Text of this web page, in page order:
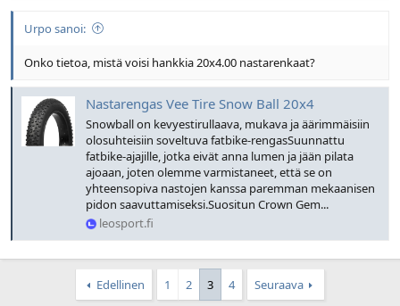
Urpo sanoi:
Onko tietoa, mistä voisi hankkia 20x4.00 nastarenkaat?
Nastarengas Vee Tire Snow Ball 20x4
Snowball on kevyestirullaava, mukava ja äärimmäisiin
olosuhteisiin soveltuva fatbike-rengasSuunnattu
fatbike-ajajille, jotka eivät anna lumen ja jään pilata
ajoaan, joten olemme varmistaneet, että se on
yhteensopiva nastojen kanssa paremman mekaanisen
pidon saavuttamiseksi.Suositun Crown Gem...
leosport.fi
Edellinen 1 2 3 4 Seuraava